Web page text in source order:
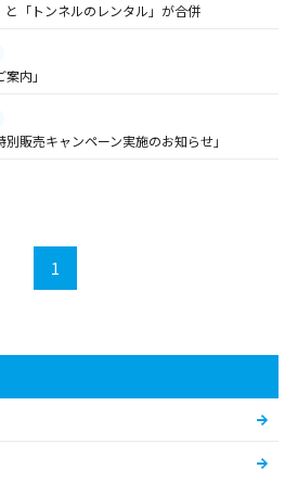
と「トンネルのレンタル」が合併
内」
販売キャンペーン実施のお知らせ」
1